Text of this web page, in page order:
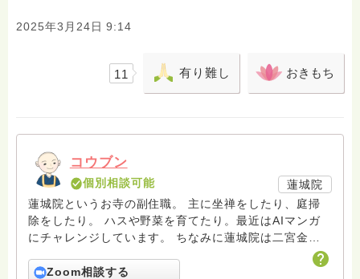
2025年3月24日 9:14
11 有り難し おきもち
コウブン
個別相談可能
蓮城院
蓮城院というお寺の副住職。 主に坐禅をしたり、庭掃
除をしたり。 ハスや野菜を育てたり。最近はAIマンガ
にチャレンジしています。 ちなみに蓮城院は二宮金次
郎(尊徳)のお墓があるお寺。 また、毎月第1月曜日、第
1土曜日に坐禅会を開催しております。 ■X(旧Twitter)ア
Zoom相談する